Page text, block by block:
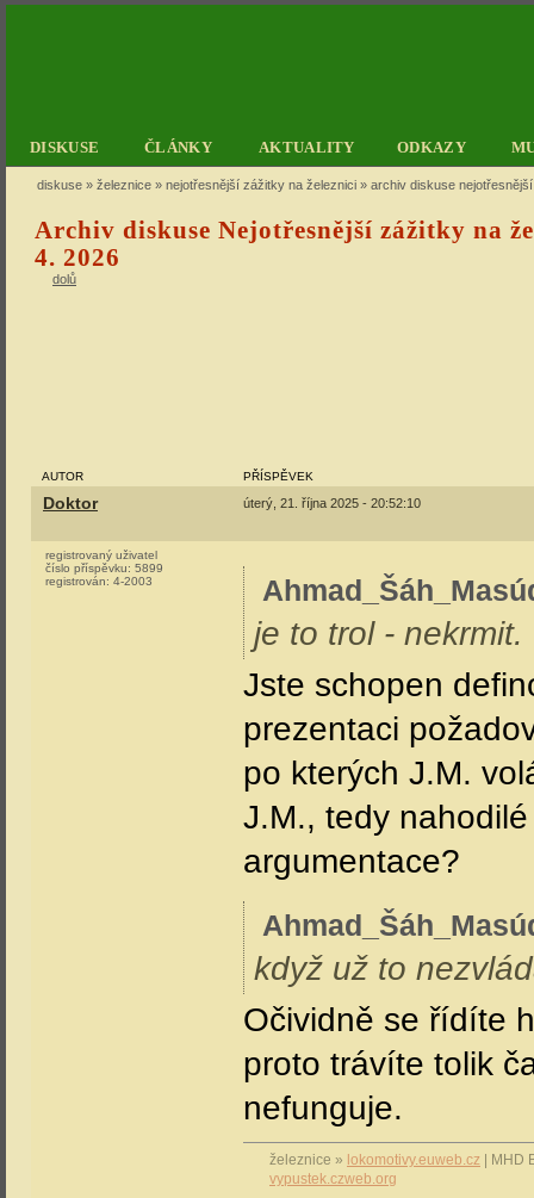
DISKUSE ČLÁNKY AKTUALITY ODKAZY
diskuse » železnice » nejotřesnější zážitky na železnici » archiv diskuse
Archiv diskuse Nejotřesnější zážitky na
4. 2026
dolů
AUTOR PŘÍSPĚVEK
Doktor úterý, 21. října 2025 - 20:52:10
registrovaný uživatel
číslo příspěvku: 5899
registrován: 4-2003
je to trol - nekrmit.
Jste schopen
prezentaci
po kterých J.M.
J.M., tedy
argumentace?
když už to
Očividně se řídíte
proto trávíte tolik
nefunguje.
železnice » lokomotivy.euweb.cz | MHD
vypustek.czweb.org